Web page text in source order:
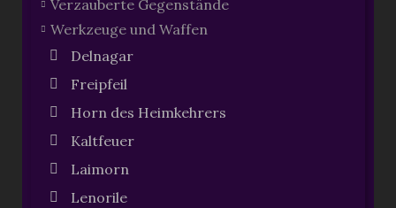
Verzauberte Gegenstände
Werkzeuge und Waffen
Delnagar
Freipfeil
Horn des Heimkehrers
Kaltfeuer
Laimorn
Lenorile